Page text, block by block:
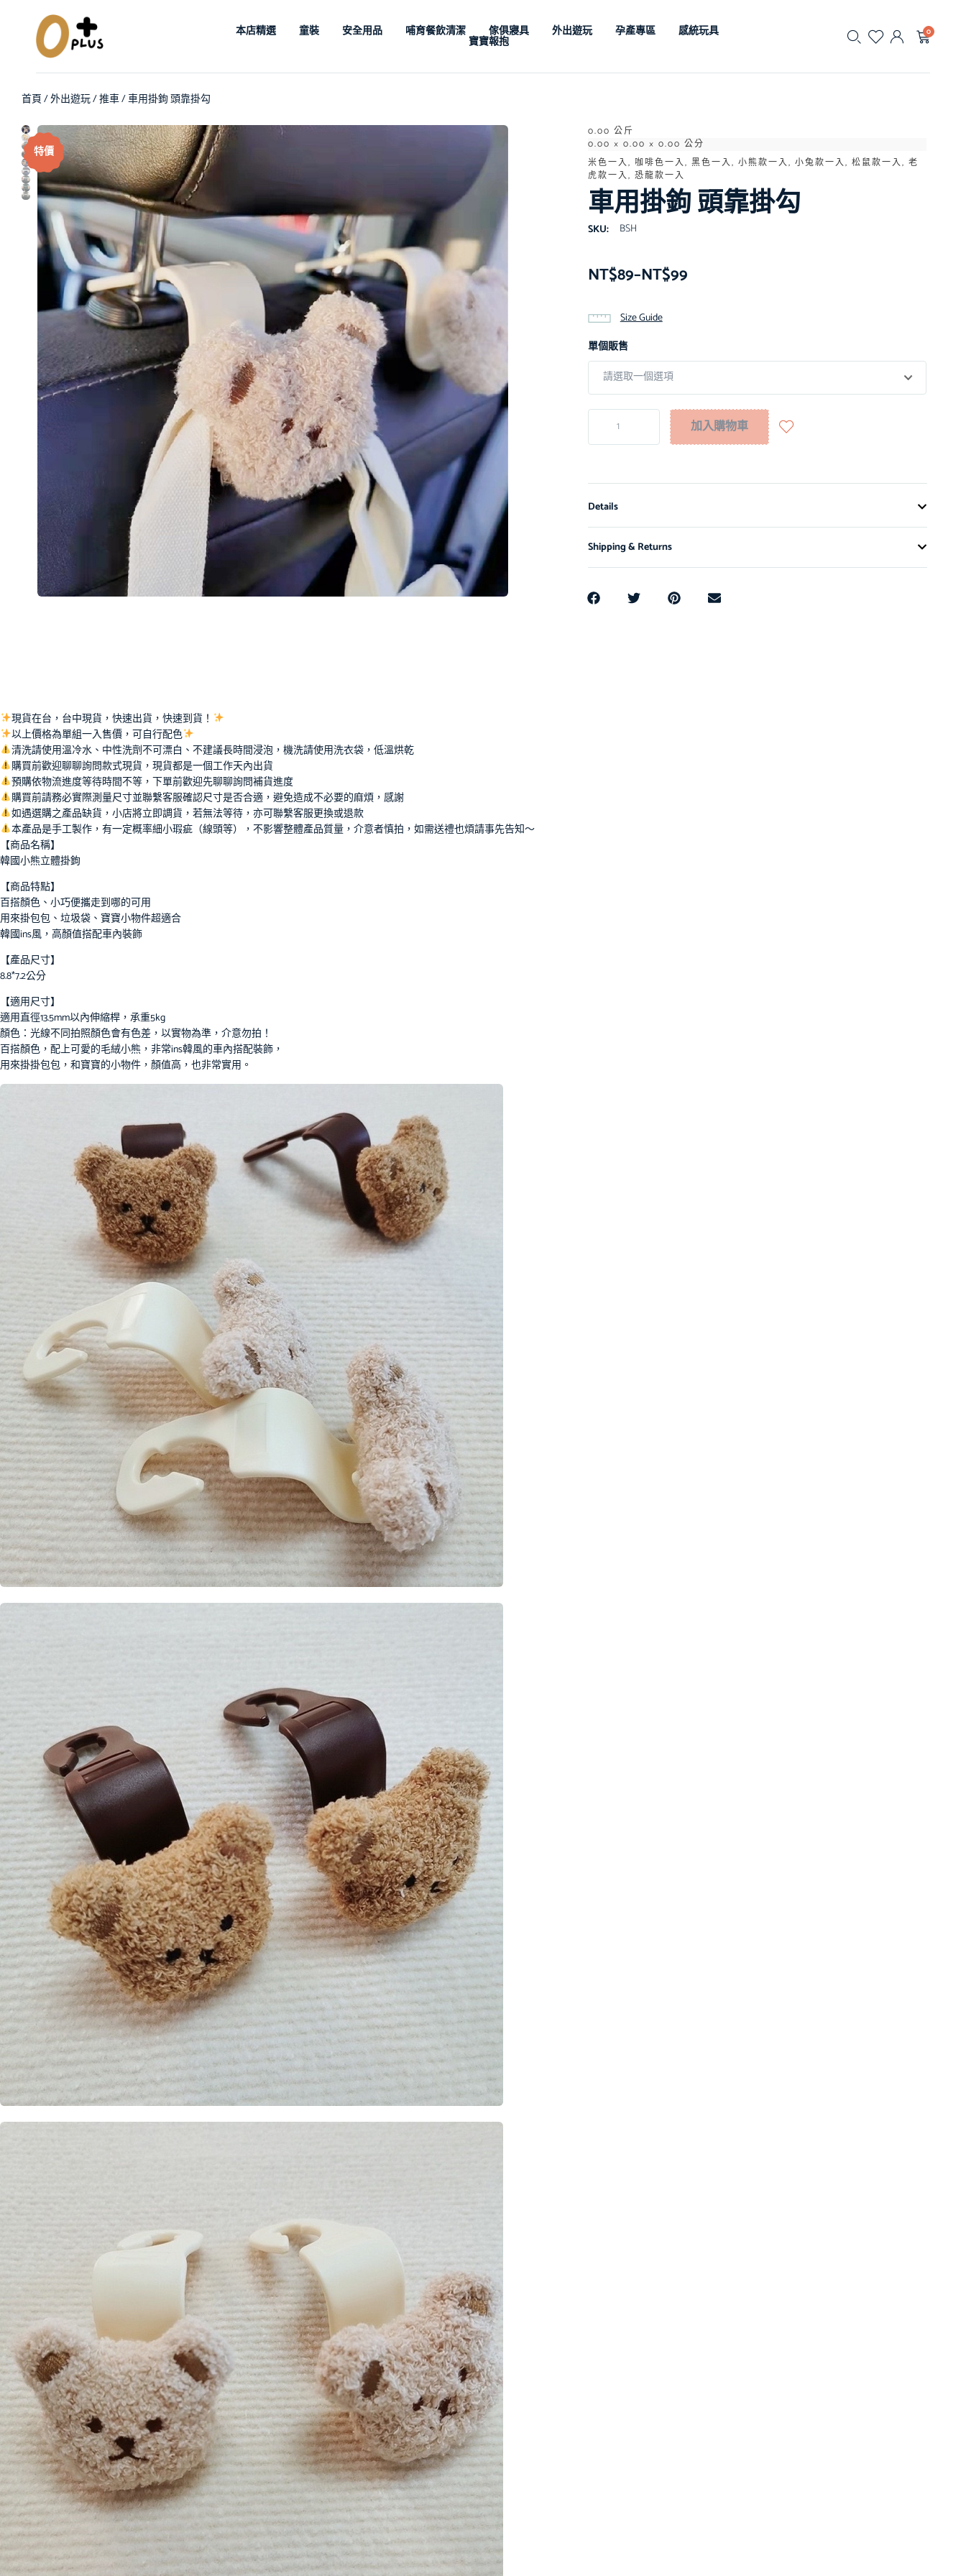
本店精選 童裝 安全用品 哺育餐飲清潔 傢俱寢具 外出遊玩 孕產專區 感統玩具
寶寶報抱
0
首頁/外出遊玩/推車/ 車用掛鉤 頭靠掛勾
特價
0.00 公斤
0.00 × 0.00 × 0.00 公分
米色一入, 咖啡色一入, 黑色一入, 小熊款一入, 小兔款一入, 松鼠款一入, 老
虎款一入, 恐龍款一入
車用掛鉤 頭靠掛勾
SKU: BSH
NT$89–NT$99
Size Guide
單個販售
加入購物車
Details
Shipping & Returns
現貨在台，台中現貨，快速出貨，快速到貨！
以上價格為單組一入售價，可自行配色
清洗請使用溫冷水、中性洗劑不可漂白、不建議長時間浸泡，機洗請使用洗衣袋，低溫烘乾
購買前歡迎聊聊詢問款式現貨，現貨都是一個工作天內出貨
預購依物流進度等待時間不等，下單前歡迎先聊聊詢問補貨進度
購買前請務必實際測量尺寸並聯繫客服確認尺寸是否合適，避免造成不必要的麻煩，感謝
如遇選購之產品缺貨，小店將立即調貨，若無法等待，亦可聯繫客服更換或退款
本產品是手工製作，有一定概率細小瑕疵（線頭等），不影響整體產品質量，介意者慎拍，如需送禮也煩請事先告知～
【商品名稱】
韓國小熊立體掛鉤
【商品特點】
百搭顏色、小巧便攜走到哪的可用
用來掛包包、垃圾袋、寶寶小物件超適合
韓國ins風，高顏值搭配車內裝飾
【產品尺寸】
8.8*7.2公分
【適用尺寸】
適用直徑13.5mm以內伸縮桿，承重5kg
顏色：光線不同拍照顏色會有色差，以實物為準，介意勿拍！
百搭顏色，配上可愛的毛絨小熊，非常ins韓風的車內搭配裝飾，
用來掛掛包包，和寶寶的小物件，顏值高，也非常實用。